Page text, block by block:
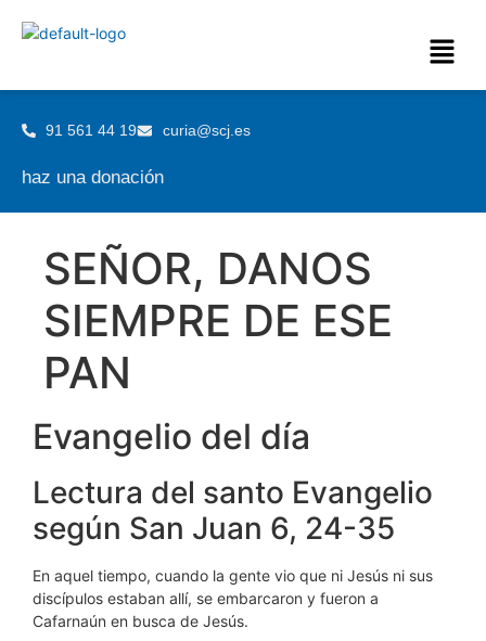
91 561 44 19 curia@scj.es
haz una donación
SEÑOR, DANOS
SIEMPRE DE ESE
PAN
Evangelio del día
Lectura del santo Evangelio
según San Juan 6, 24-35
En aquel tiempo, cuando la gente vio que ni Jesús ni sus
discípulos estaban allí, se embarcaron y fueron a
Cafarnaún en busca de Jesús.